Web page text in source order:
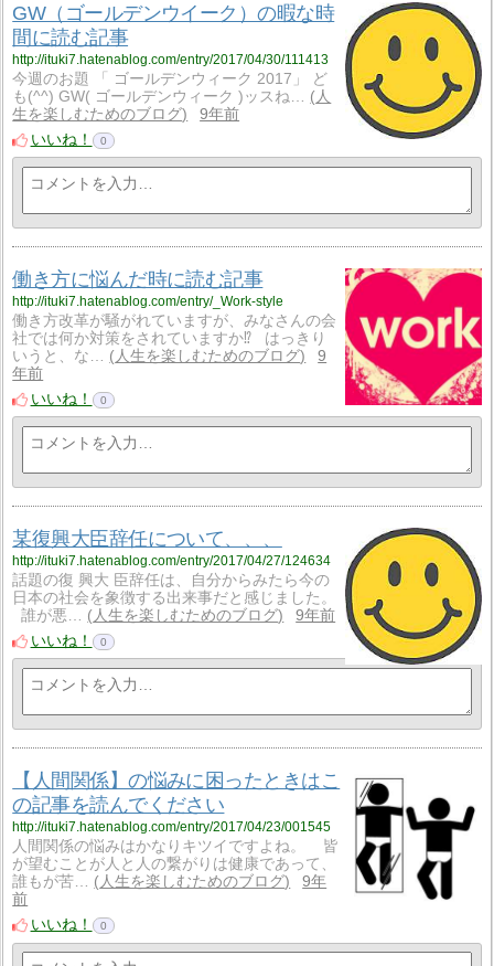
GW（ゴールデンウイーク）の暇な時
間に読む記事
http://ituki7.hatenablog.com/entry/2017/04/30/111413
今週のお題 「 ゴールデンウィーク 2017」 ど
も(^^) GW( ゴールデンウィーク )ッスね…
人
生を楽しむためのブログ
9年前
いいね！
0
働き方に悩んだ時に読む記事
http://ituki7.hatenablog.com/entry/_Work-style
働き方改革が騒がれていますが、みなさんの会
社では何か対策をされていますか⁉ はっきり
いうと、な…
人生を楽しむためのブログ
9
年前
いいね！
0
某復興大臣辞任について、、、
http://ituki7.hatenablog.com/entry/2017/04/27/124634
話題の復 興大 臣辞任は、自分からみたら今の
日本の社会を象徴する出来事だと感じました。
誰が悪…
人生を楽しむためのブログ
9年前
いいね！
0
【人間関係】の悩みに困ったときはこ
の記事を読んでください
http://ituki7.hatenablog.com/entry/2017/04/23/001545
人間関係の悩みはかなりキツイですよね。 皆
が望むことが人と人の繋がりは健康であって、
誰もが苦…
人生を楽しむためのブログ
9年
前
いいね！
0